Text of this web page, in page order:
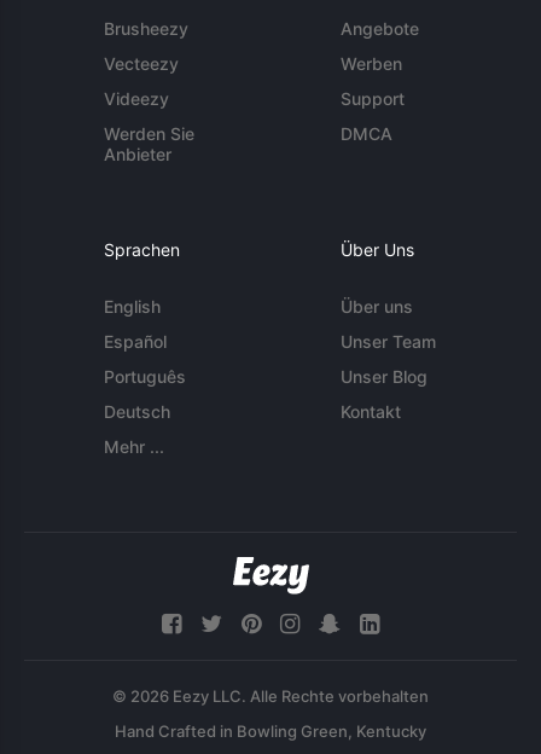
Brusheezy
Vecteezy
Videezy
Werden Sie
Anbieter
Angebote
Werben
Support
DMCA
Sprachen
English
Español
Português
Deutsch
Mehr ...
Über Uns
Über uns
Unser Team
Unser Blog
Kontakt
© 2026 Eezy LLC. Alle Rechte vorbehalten